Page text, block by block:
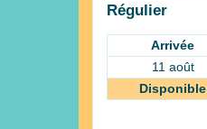
Régulier
Arrivée
11 août
Disponible